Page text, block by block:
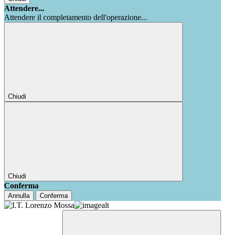
Attendere...
Attendere il completamento dell'operazione...
Chiudi
Chiudi
Conferma
Annulla Conferma